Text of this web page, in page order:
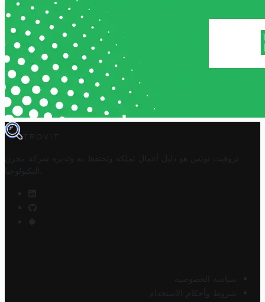
TROVIT
تروفيت تونس هو دليل أعمال تملكه وتحتفظ به وتديره
شركة مخزن
التكنولوجيا
سياسة الخصوصية
شروط وأحكام الاستخدام